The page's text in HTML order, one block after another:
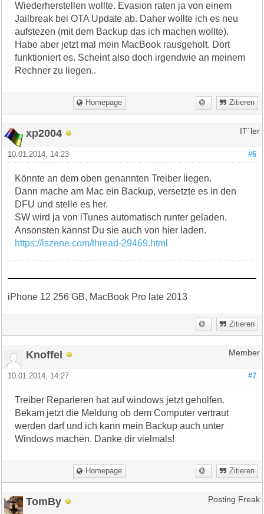
Wiederherstellen wollte. Evasion raten ja von einem
Jailbreak bei OTA Update ab. Daher wollte ich es neu
aufstezen (mit dem Backup das ich machen wollte).
Habe aber jetzt mal mein MacBook rausgeholt. Dort
funktioniert es. Scheint also doch irgendwie an meinem
Rechner zu liegen..
Homepage Zitieren
xp2004 IT`ler
#6
10.01.2014, 14:23
Könnte an dem oben genannten Treiber liegen.
Dann mache am Mac ein Backup, versetzte es in den
DFU und stelle es her.
SW wird ja von iTunes automatisch runter geladen.
Ansonsten kannst Du sie auch von hier laden.
https://iszene.com/thread-29469.html
iPhone 12 256 GB, MacBook Pro late 2013
Zitieren
Knoffel Member
#7
10.01.2014, 14:27
Treiber Reparieren hat auf windows jetzt geholfen.
Bekam jetzt die Meldung ob dem Computer vertraut
werden darf und ich kann mein Backup auch unter
Windows machen. Danke dir vielmals!
Homepage Zitieren
TomBy Posting Freak